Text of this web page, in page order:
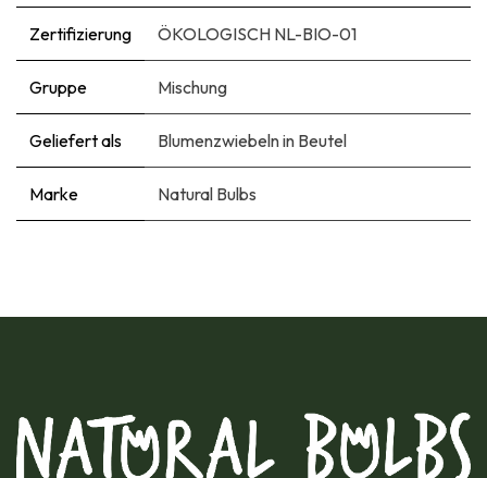
Zertifizierung ÖKOLOGISCH NL-BIO-01
Gruppe Mischung
Geliefert als Blumenzwiebeln in Beutel
Marke Natural Bulbs